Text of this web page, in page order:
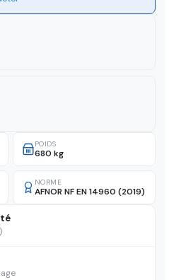
POIDS
680 kg
NORME
AFNOR NF EN 14960 (2019)